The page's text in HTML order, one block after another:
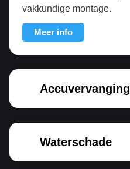
vakkundige montage.
Meer info
Accuvervanging
Waterschade